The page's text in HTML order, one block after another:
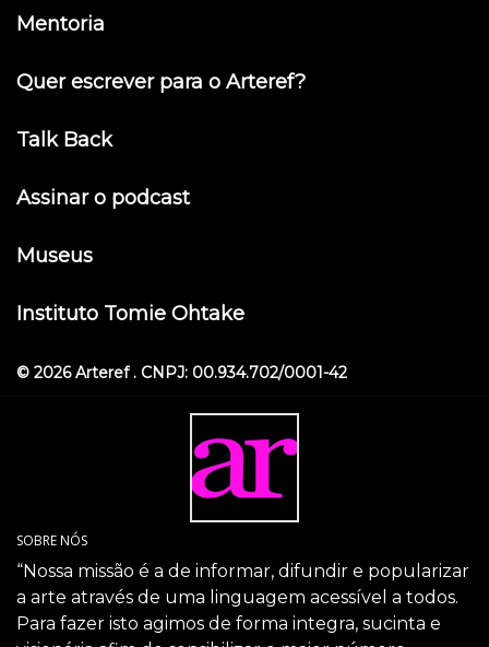
Mentoria
Quer escrever para o Arteref?
Talk Back
Assinar o podcast
Museus
Instituto Tomie Ohtake
© 2026 Arteref . CNPJ: 00.934.702/0001-42
SOBRE NÓS
“Nossa missão é a de informar, difundir e popularizar
a arte através de uma linguagem acessível a todos.
Para fazer isto agimos de forma integra, sucinta e